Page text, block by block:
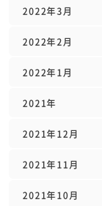
2022年3月
2022年2月
2022年1月
2021年
2021年12月
2021年11月
2021年10月